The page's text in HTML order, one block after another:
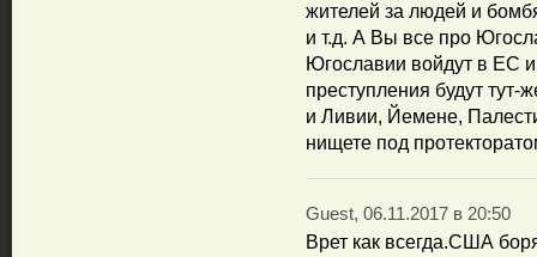
жителей за людей и
и т.д. А Вы все про
Югославии войдут в ЕС
преступления будут
и Ливии, Йемене,
нищете под
Guest, 06.11.2017 в 20:50
Врет как всегда.США